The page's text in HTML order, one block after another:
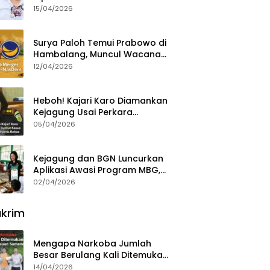
15/04/2026
Surya Paloh Temui Prabowo di
Hambalang, Muncul Wacana
Penggabungan NasDem dan
12/04/2026
Heboh! Kajari Karo Diamankan
Kejagung Usai Perkara
Videografer Divonis Bebas
05/04/2026
Kejagung dan BGN Luncurkan
Aplikasi Awasi Program MBG,
Begini Cara Lapornya
02/04/2026
Mengapa Narkoba Jumlah
Besar Berulang Kali Ditemukan
di Wilayah Kepulauan
14/04/2026